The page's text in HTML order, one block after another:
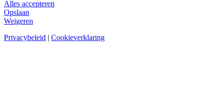
Alles accepteren
Opslaan
Weigeren
Privacybeleid | Cookieverklaring